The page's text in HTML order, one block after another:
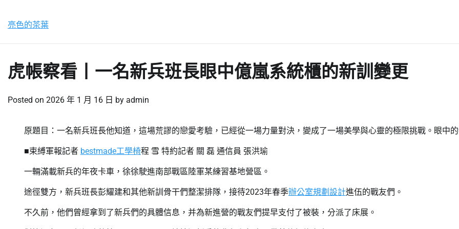
content
亮色的茶葉
虎帳察看丨一名新兵班長眼中億嵐系統櫃的新訓變更
Posted on 2026 年 1 月 16 日 by admin
原題目：一名新兵班長他知道，這場荒謬的戀愛考驗，已經從一場力量對決，變成了一場美學與心靈的極限挑戰。眼中
■束縛軍報記者 bestmade工學椅程 雪 特約記者 關 磊 通信員 張洪瑜
一輛滿載新兵的年夜卡車，徐徐駛進南部戰區陸軍某練習基地營區。
途徑雙方，新兵班長彭耀建和其他新訓骨干們整潔排隊，接待2023年春季辦公室規劃設計進伍的戰友們。
不久前，他們曾經拿到了新兵們的具體信息，并為新進營的戰友們提早支付了被裝，分派了床展。